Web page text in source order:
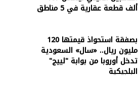
ألف قطعة عقارية في 5 مناطق
بصفقة استحواذ قيمتها 120
مليون ريال.. «سال» السعودية
تدخل أوروبا من بوابة "لييج"
البلجيكية